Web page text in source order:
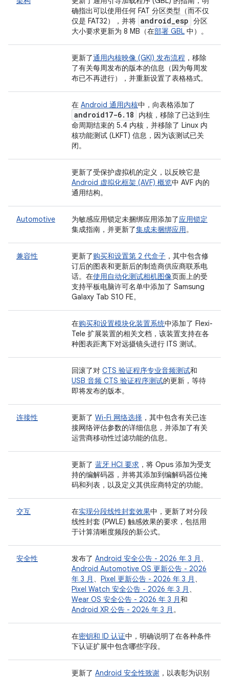
确指出可以使用任何 FAT 分区类型（而不仅
仅是 FAT32），并将 android_esp 分区
大小要求更新为 8 MB（在部署 GBL 中）。
更新了通用内核映像 (GKI) 发布流程 ，移除
了有关每周发布的版本的信息（因为每周发
布已不再进行），并重新设置了表格格式。
在 Android 通用内核中，向表格添加了
android17-6. 18
内核，移除了已达到生
命周期结束的 5.4 内核，并移除了 Linux 内
核功能测试 (LKFT) 信息，因为该测试已关
闭。
更新了受保护虚拟机的定义，以反映它是
Android 虚拟化框架 (AVF) 概览中 AVF 内的
通用结构。
Automotive 为敏感应用锁定未捆绑应用添加了应用锁定
集成指南，并更新了集成未捆绑应用。
兼容性 更新了购买和设置第 2 代盒子 ，其中包含修
订后的图表和更新后的制造商供应商联系电
话。在使用自动化测试相机图像页面上的受
支持平板电脑许可名单中添加了 Samsung
Galaxy Tab S10 FE。
在购买和设置模块化装置系统中添加了 Flexi-
Tele 扩展装置的相关文档，该装置支持在各
种图表距离下对远摄镜头进行 ITS 测试。
回滚了对 CTS 验证程序专业音频测试和
USB 音频 CTS 验证程序测试的更新，等待
即将发布的版本。
连接性 更新了 Wi-Fi 网络选择 ，其中包含有关已连
接网络评估参数的详细信息，并添加了有关
运营商移动性过滤功能的信息。
更新了 蓝牙 HCI 要求 ，将 Opus 添加为受支
持的编解码器，并将其添加到编解码器位掩
码和列表，以及定义其供应商特定的功能。
交互 在实现分段线性封套效果中，更新了对分段
线性封套 (PWLE) 触感效果的要求，包括用
于计算清晰度频段的新公式。
安全性 发布了 Android 安全公告 - 2026 年 3 月 、
Android Automotive OS 更新公告 - 2026
年 3 月 、 Pixel 更新公告 - 2026 年 3 月 、
Pixel Watch 安全公告 - 2026 年 3 月 、
Wear OS 安全公告 - 2026 年 3 月和
Android XR 公告 - 2026 年 3 月 。
在密钥和 ID 认证中，明确说明了在各种条件
下认证扩展中包含哪些字段。
更新了 Android 安全性致谢 ，以表彰为识别